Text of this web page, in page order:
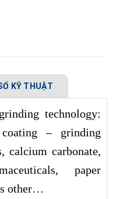
KỸ THUẬT
technology:
– grinding
calcium carbonate,
paper
other…